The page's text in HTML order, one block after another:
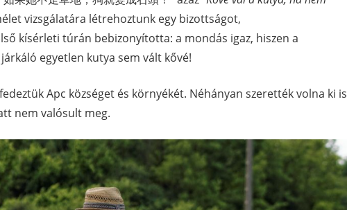
vizsgálatára létrehoztunk egy bizottságot,
kísérleti túrán bebizonyította: a mondás igaz, hiszen a
egyetlen kutya sem vált kővé!
Apc községet és környékét. Néhányan szerették volna ki is
nem valósult meg.